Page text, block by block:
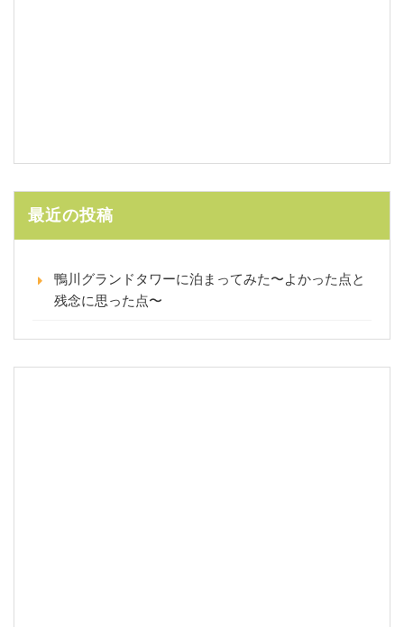
最近の投稿
鴨川グランドタワーに泊まってみた〜よかった点と
残念に思った点〜